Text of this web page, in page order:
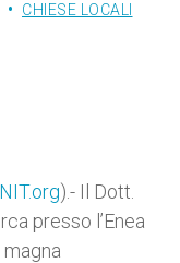
CHIESE LOCALI
).- Il Dott.
presso l’Enea